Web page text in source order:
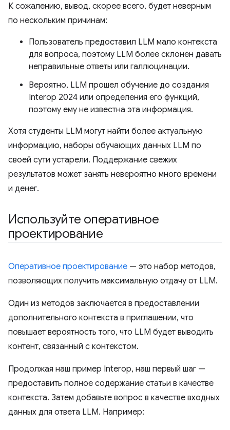
К сожалению, вывод, скорее всего, будет неверным
по нескольким причинам:
Пользователь предоставил LLM мало контекста
для вопроса, поэтому LLM более склонен давать
неправильные ответы или галлюцинации.
Вероятно, LLM прошел обучение до создания
Interop 2024 или определения его функций,
поэтому ему не известна эта информация.
Хотя студенты LLM могут найти более актуальную
информацию, наборы обучающих данных LLM по
своей сути устарели. Поддержание свежих
результатов может занять невероятно много времени
и денег.
Используйте оперативное
проектирование
Оперативное проектирование — это набор методов,
позволяющих получить максимальную отдачу от LLM.
Один из методов заключается в предоставлении
дополнительного контекста в приглашении, что
повышает вероятность того, что LLM будет выводить
контент, связанный с контекстом.
Продолжая наш пример Interop, наш первый шаг —
предоставить полное содержание статьи в качестве
контекста. Затем добавьте вопрос в качестве входных
данных для ответа LLM. Например: